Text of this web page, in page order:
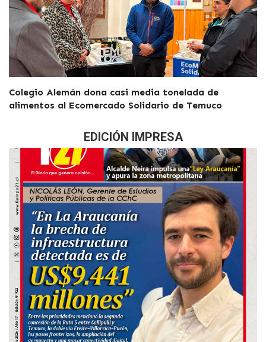
Colegio Alemán dona casi media tonelada de
alimentos al Ecomercado Solidario de Temuco
EDICIÓN IMPRESA